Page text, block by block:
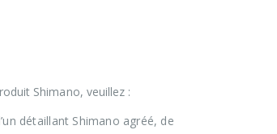
Shimano, veuillez :
détaillant Shimano agréé, de